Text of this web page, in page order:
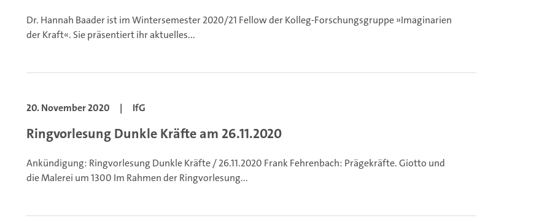
Dr. Hannah Baader ist im Wintersemester 2020/21 Fellow der Kolleg-Forschungsgruppe »Imaginarien
der Kraft«. Sie präsentiert ihr aktuelles...
20. November 2020 | IfG
Ringvorlesung Dunkle Kräfte am 26.11.2020
Ankündigung: Ringvorlesung Dunkle Kräfte / 26.11.2020 Frank Fehrenbach: Prägekräfte. Giotto und
die Malerei um 1300 Im Rahmen der Ringvorlesung...